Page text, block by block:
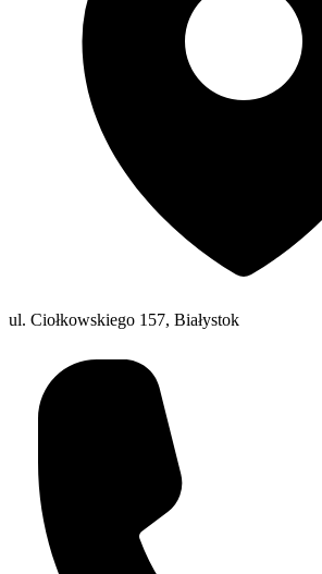
ul. Ciołkowskiego 157, Białystok